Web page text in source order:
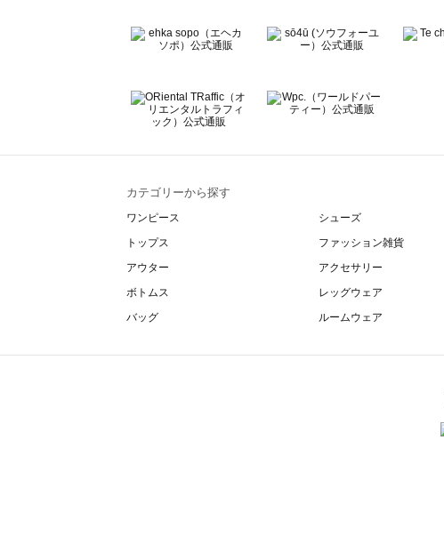
カテゴリーから探す
ワンピース
トップス
アウター
ボトムス
バッグ
シューズ
ファッション雑貨
アクセサリー
レッグウェア
ルームウェア